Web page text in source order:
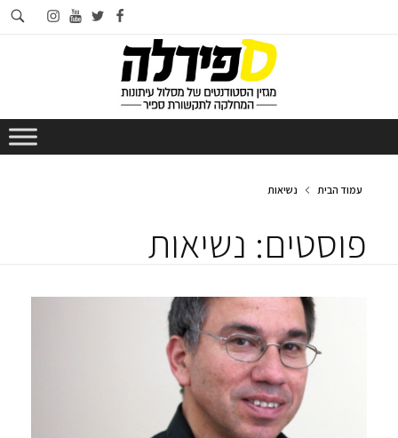
facebook
twitter
youtube
instagram
עמוד הבית נשיאות
פוסטים: נשיאות